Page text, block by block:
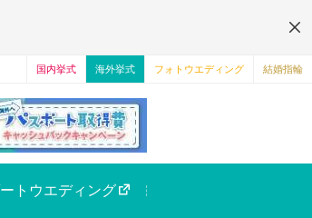
国内挙式 海外挙式 フォトウエディング 結婚指輪
トウエディング